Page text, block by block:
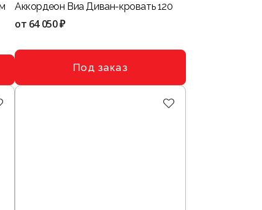
Аккордеон Виа Диван-кровать 120
от 64 050 ₽
Под заказ